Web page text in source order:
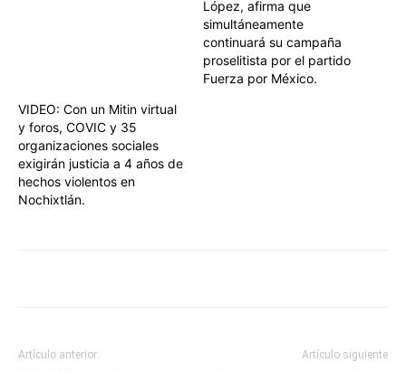
López, afirma que
simultáneamente
continuará su campaña
proselitista por el partido
Fuerza por México.
VIDEO: Con un Mitin virtual
y foros, COVIC y 35
organizaciones sociales
exigirán justicia a 4 años de
hechos violentos en
Nochixtlán.
Artículo anterior Artículo siguiente